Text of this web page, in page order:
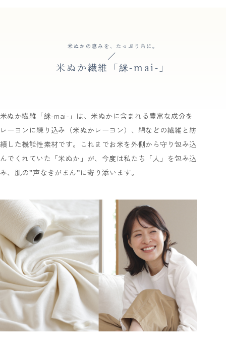
米ぬかの恵みを、たっぷり糸に。
米ぬか繊維「䋛-mai-」
米ぬか繊維「䋛-mai-」は、米ぬかに含まれる豊富な成分を
レーヨンに練り込み（米ぬかレーヨン）、綿などの繊維と紡
績した機能性素材です。これまでお米を外側から守り包み込
んでくれていた「米ぬか」が、今度は私たち「人」を包み込
み、肌の”声なきがまん”に寄り添います。